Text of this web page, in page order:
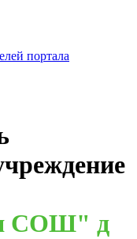
портала
СОШ" д